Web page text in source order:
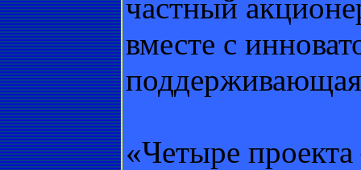
частный
вместе с
«Четыре